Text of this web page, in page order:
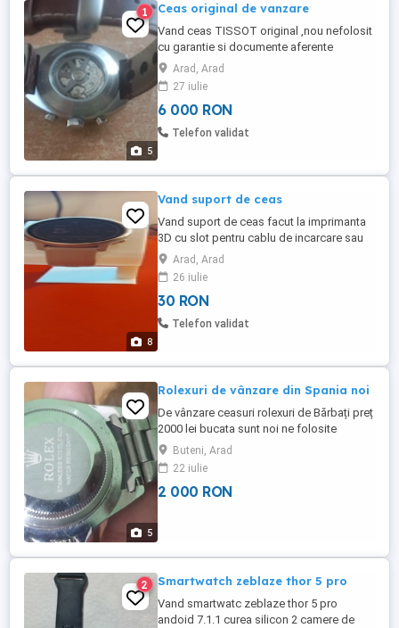
5
1 Ceas original de vanzare
Vand ceas TISSOT original ,nou nefolosit
cu garantie si documente aferente
Arad, Arad
27 iulie
6 000 RON
Telefon validat
8
Vand suport de ceas
Vand suport de ceas facut la imprimanta
3D cu slot pentru cablu de incarcare sau
fara slot.
Arad, Arad
26 iulie
30 RON
Telefon validat
5
Rolexuri de vânzare din Spania noi
De vânzare ceasuri rolexuri de Bărbați preț
2000 lei bucata sunt noi ne folosite
Buteni, Arad
22 iulie
2 000 RON
2 Smartwatch zeblaze thor 5 pro
Vand smartwatc zeblaze thor 5 pro
andoid 7.1.1 curea silicon 2 camere de